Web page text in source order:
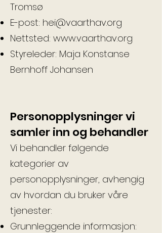
Tromsø
E-post: hei@vaarthav.org
Nettsted: www.vaarthav.org
Styreleder: Maja Konstanse
Bernhoff Johansen
Personopplysninger vi
samler inn og behandler
Vi behandler følgende
kategorier av
personopplysninger, avhengig
av hvordan du bruker våre
tjenester:
Grunnleggende informasjon: